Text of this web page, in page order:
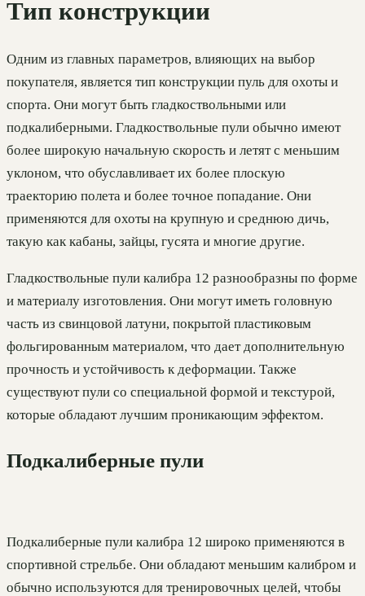
Тип конструкции
Одним из главных параметров, влияющих на выбор
покупателя, является тип конструкции пуль для охоты и
спорта. Они могут быть гладкоствольными или
подкалиберными. Гладкоствольные пули обычно имеют
более широкую начальную скорость и летят с меньшим
уклоном, что обуславливает их более плоскую
траекторию полета и более точное попадание. Они
применяются для охоты на крупную и среднюю дичь,
такую как кабаны, зайцы, гусята и многие другие.
Гладкоствольные пули калибра 12 разнообразны по форме
и материалу изготовления. Они могут иметь головную
часть из свинцовой латуни, покрытой пластиковым
фольгированным материалом, что дает дополнительную
прочность и устойчивость к деформации. Также
существуют пули со специальной формой и текстурой,
которые обладают лучшим проникающим эффектом.
Подкалиберные пули
Подкалиберные пули калибра 12 широко применяются в
спортивной стрельбе. Они обладают меньшим калибром и
обычно используются для тренировочных целей, чтобы